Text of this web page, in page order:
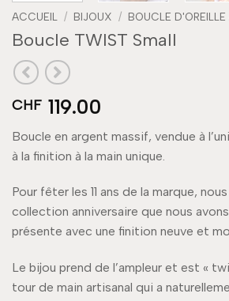
ACCUEIL / BIJOUX / BOUCLE
Boucle TWIST Small
CHF 119.00
Boucle en argent massif, vendue à
à la finition à la main unique.
Pour fêter les 11 ans de la marque,
collection anniversaire que nous
présente avec une finition neuve et
Le bijou prend de l’ampleur et est «
tour de main artisanal qui a